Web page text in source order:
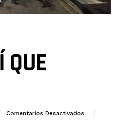
QUE
Comentarios Desactivados